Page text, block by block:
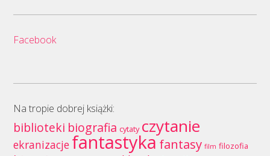
Facebook
Na tropie dobrej książki:
biblioteki biografia cytaty czytanie
ekranizacje fantastykafantasy film filozofia